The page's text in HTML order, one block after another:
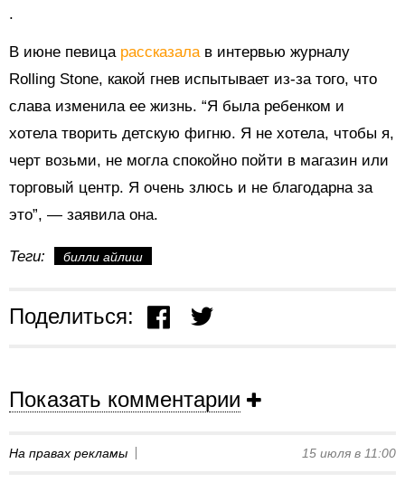
.
В июне певица рассказала в интервью журналу
Rolling Stone, какой гнев испытывает из-за того, что
слава изменила ее жизнь. “Я была ребенком и
хотела творить детскую фигню. Я не хотела, чтобы я,
черт возьми, не могла спокойно пойти в магазин или
торговый центр. Я очень злюсь и не благодарна за
это”, — заявила она.
Теги: билли айлиш
Поделиться:
Показать комментарии
На правах рекламы 15 июля в 11:00